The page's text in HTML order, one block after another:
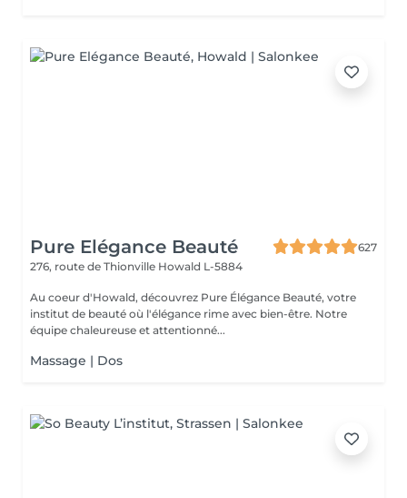
Pure Elégance Beauté
627
276, route de Thionville Howald L-5884
Au coeur d'Howald, découvrez Pure Élégance Beauté, votre
institut de beauté où l'élégance rime avec bien-être. Notre
équipe chaleureuse et attentionné...
Massage | Dos